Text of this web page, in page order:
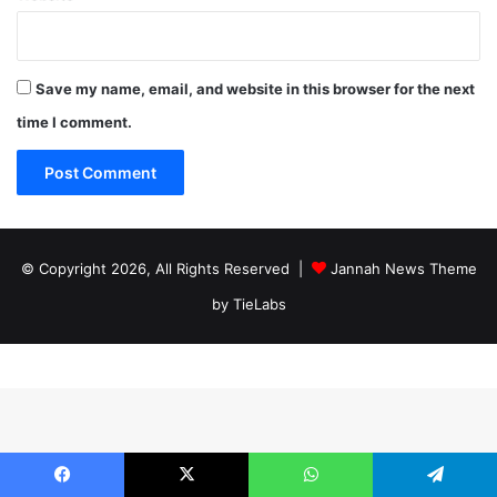
Save my name, email, and website in this browser for the next
time I comment.
© Copyright 2026, All Rights Reserved |
Jannah News Theme
by TieLabs